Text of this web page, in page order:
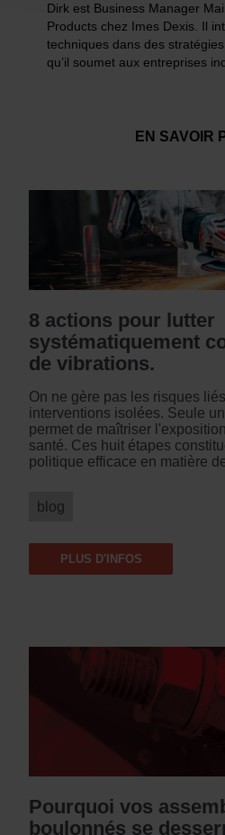
Dirk est Business Manager
Products chez Imes Dexis. Il
techniques dans des
qu’il soumet aux entreprises
EN SAVOIR
8 actions pour lutter
systématiquement
de vibrations.
On ne gère pas les risques
interventions isolées. Seule
permet de maîtriser
santé. Ces huit étapes
politique efficace en matière
blog
PLUS D'INFOS
Pourquoi vos
boulonnés se